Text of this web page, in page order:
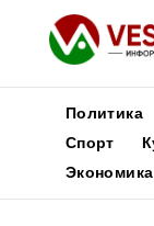
Новости
Политика
Спорт
Экономика